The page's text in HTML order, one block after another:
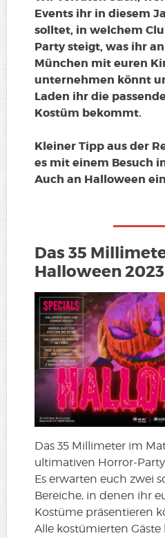
Events ihr in diesem
solltet, in welchem
Party steigt, was ihr
München mit euren
unternehmen könnt
Laden ihr die
Kostüm bekommt.
Kleiner Tipp aus der
es mit einem Besuch
Auch an Halloween
Das 35
Halloween 2023
Das 35 Millimeter im
ultimativen Horror-
Es erwarten euch zwei
Bereiche, in denen ihr
Kostüme präsentieren
Alle kostümierten